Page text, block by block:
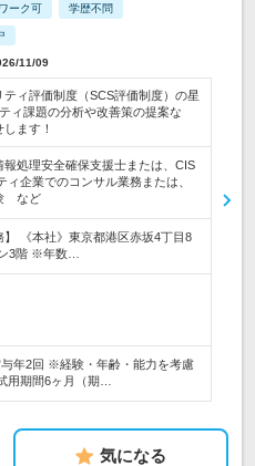
ーク可 学歴不問
11/09
ィ評価制度（SCS評価制度）の星
ィ課題の分析や改善策の提案な
ます！
処理安全確保支援士または、CIS
企業でのコンサル業務または、
など
】 《本社》東京都港区赤坂4丁目8
3階 ※年数…
年2回 ※経験・年齢・能力を考慮
用期間6ヶ月（期…
気になる